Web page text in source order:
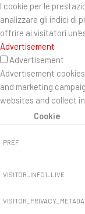
I cookie per le
analizzare gli indici di
offrire ai visitatori
Advertisement
Advertisement
Advertisement
and marketing
websites and collect
Cookie
PREF
VISITOR_INFO1_LIVE